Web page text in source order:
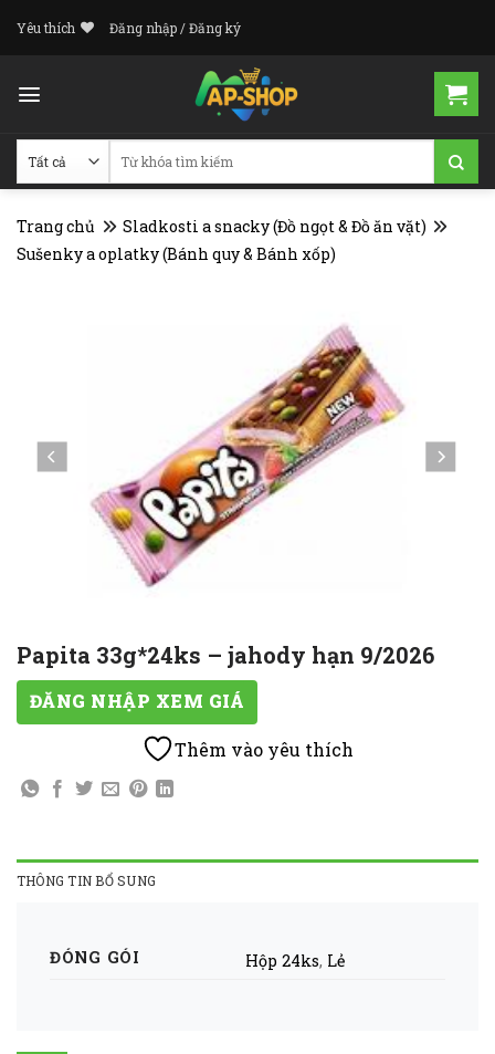
Yêu thích Đăng nhập / Đăng ký
Trang chủ
Sladkosti a snacky (Đồ ngọt & Đồ ăn vặt)
Sušenky a oplatky (Bánh quy & Bánh xốp)
Papita 33g*24ks – jahody hạn 9/2026
ĐĂNG NHẬP XEM GIÁ
Thêm vào yêu thích
THÔNG TIN BỔ SUNG
ĐÓNG GÓI Hộp 24ks, Lẻ